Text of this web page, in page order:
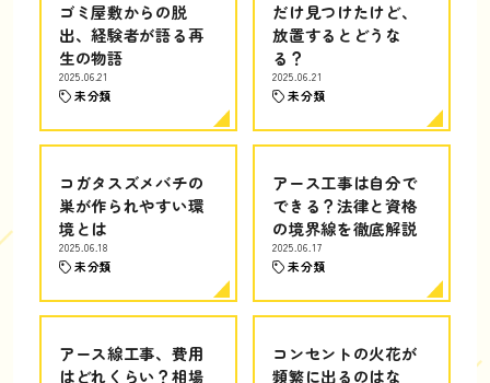
ゴミ屋敷からの脱
出、経験者が語る再
生の物語
2025.06.21
未分類
だけ見つけたけど、
放置するとどうな
る？
2025.06.21
未分類
コガタスズメバチの
巣が作られやすい環
境とは
2025.06.18
未分類
アース工事は自分で
できる？法律と資格
の境界線を徹底解説
2025.06.17
未分類
アース線工事、費用
はどれくらい？相場
コンセントの火花が
頻繁に出るのはな